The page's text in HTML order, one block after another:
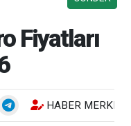
Fiyatları
HABER MERKEZI